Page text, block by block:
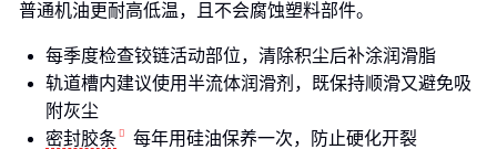
普通机油更耐高低温，且不会腐蚀塑料部件。
每季度检查铰链活动部位，清除积尘后补涂润滑脂
轨道槽内建议使用半流体润滑剂，既保持顺滑又避免吸
附灰尘
密封胶条
每年用硅油保养一次，防止硬化开裂